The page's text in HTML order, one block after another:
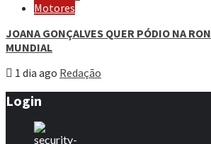
Motores
JOANA GONÇALVES QUER PÓDIO NA
MUNDIAL
1 dia ago Redação
Login